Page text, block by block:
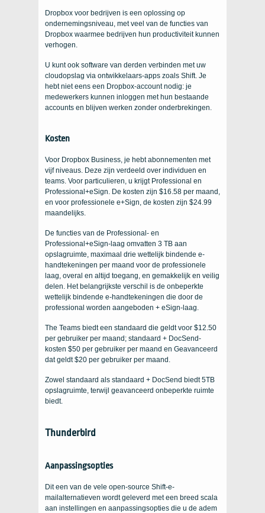
Dropbox voor bedrijven is een oplossing op
ondernemingsniveau, met veel van de functies van
Dropbox waarmee bedrijven hun productiviteit kunnen
verhogen.
U kunt ook software van derden verbinden met uw
cloudopslag via ontwikkelaars-apps zoals Shift. Je
hebt niet eens een Dropbox-account nodig: je
medewerkers kunnen inloggen met hun bestaande
accounts en blijven werken zonder onderbrekingen.
Kosten
Voor Dropbox Business, je hebt abonnementen met
vijf niveaus. Deze zijn verdeeld over individuen en
teams. Voor particulieren, u krijgt Professional en
Professional+eSign. De kosten zijn $16.58 per maand,
en voor professionele e+Sign, de kosten zijn $24.99
maandelijks.
De functies van de Professional- en
Professional+eSign-laag omvatten 3 TB aan
opslagruimte, maximaal drie wettelijk bindende e-
handtekeningen per maand voor de professionele
laag, overal en altijd toegang, en gemakkelijk en veilig
delen. Het belangrijkste verschil is de onbeperkte
wettelijk bindende e-handtekeningen die door de
professional worden aangeboden + eSign-laag.
The Teams biedt een standaard die geldt voor $12.50
per gebruiker per maand; standaard + DocSend-
kosten $50 per gebruiker per maand en Geavanceerd
dat geldt $20 per gebruiker per maand.
Zowel standaard als standaard + DocSend biedt 5TB
opslagruimte, terwijl geavanceerd onbeperkte ruimte
biedt.
Thunderbird
Aanpassingsopties
Dit een van de vele open-source Shift-e-
mailalternatieven wordt geleverd met een breed scala
aan instellingen en aanpassingsopties die u de adem